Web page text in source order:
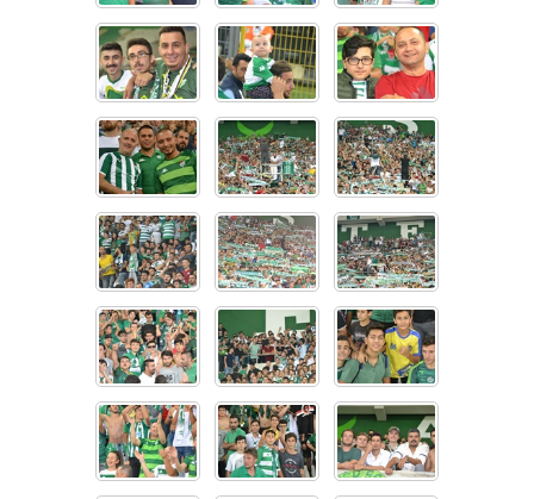
Instagram
Android
iOS